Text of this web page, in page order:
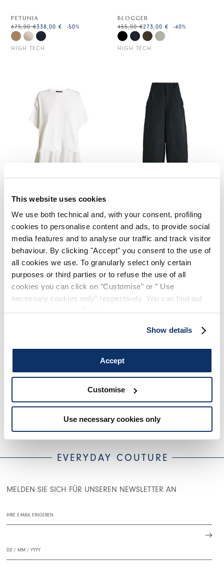
This website uses cookies
We use both technical and, with your consent, profiling
cookies to personalise content and ads, to provide social
media features and to analyse our traffic and track visitor
behaviour. By clicking "Accept" you consent to the use of
all cookies we use. To granularly select only certain
purposes or third parties or to refuse the use of all
cookies you can click on "Customise" or " Use
necessary cookies only" respectively. You can find out
Show details
Accept
Customise
Use necessary cookies only
PETUNIA
HIGH TECH
675,00 €338,00 € -50%
BLOGGER
HIGH TECH
455,00 €273,00 € -40%
HIGH TECH
245,00 €147,00 € -40 %
HIGH TECH
325,00 €195,00 € -40%
ARC
HIGH
395,00 €237,00 € -40%
EVERYDAY COUTURE
MELDEN SIE SICH FÜR UNSEREN NEWSLETTER AN